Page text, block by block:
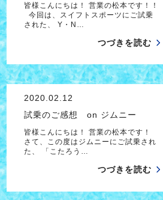
皆様こんにちは！ 営業の松本です！！
今回は、スイフトスポーツにご試乗
された、 Y・N…
つづきを読む
2020.02.12
試乗のご感想 on ジムニー
皆様こんにちは！ 営業の松本です！
さて、この度はジムニーにご試乗され
た、 「こたろう…
つづきを読む